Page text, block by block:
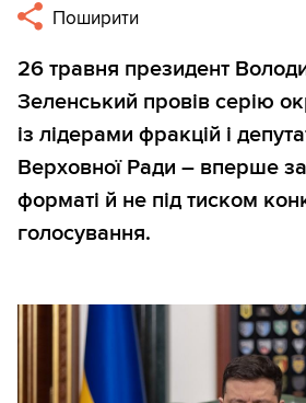
Поширити
26 травня президент
Зеленський провів серію
із лідерами фракцій і
Верховної Ради – вперше
форматі й не під тиском
голосування.